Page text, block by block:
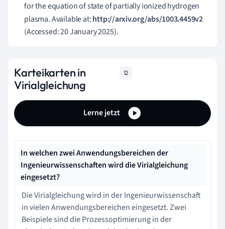
for the equation of state of partially ionized hydrogen
plasma. Available at:http://arxiv.org/abs/1003.4459v2
(Accessed: 20 January 2025).
Karteikarten in
Virialgleichung
12
Lerne jetzt
In welchen zwei Anwendungsbereichen der
Ingenieurwissenschaften wird die Virialgleichung
eingesetzt?
Die Virialgleichung wird in der Ingenieurwissenschaft
in vielen Anwendungsbereichen eingesetzt. Zwei
Beispiele sind die Prozessoptimierung in der